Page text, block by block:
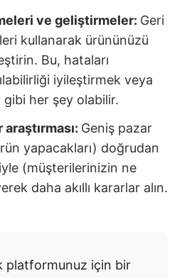
ve geliştirmeler: Geri
kullanarak ürününüzü
Bu, hataları
iyileştirmek veya
her şey olabilir.
araştırması: Geniş pazar
yapacakları) doğrudan
(müşterilerinizin ne
daha akıllı kararlar alın.
platformunuz için bir